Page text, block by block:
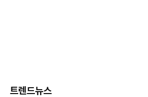
트렌드뉴스